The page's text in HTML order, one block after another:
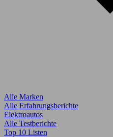
Alle Marken
Alle Erfahrungsberichte
Elektroautos
Alle Testberichte
Top 10 Listen